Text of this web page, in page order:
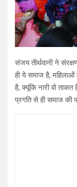
संजय तीर्थवानी ने
ही ये समाज है,
है, क्यूंकि नारी वो
प्रगति से ही समाज की